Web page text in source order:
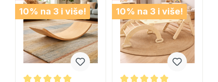
10% na 3 i više!
10% na 3 i više!